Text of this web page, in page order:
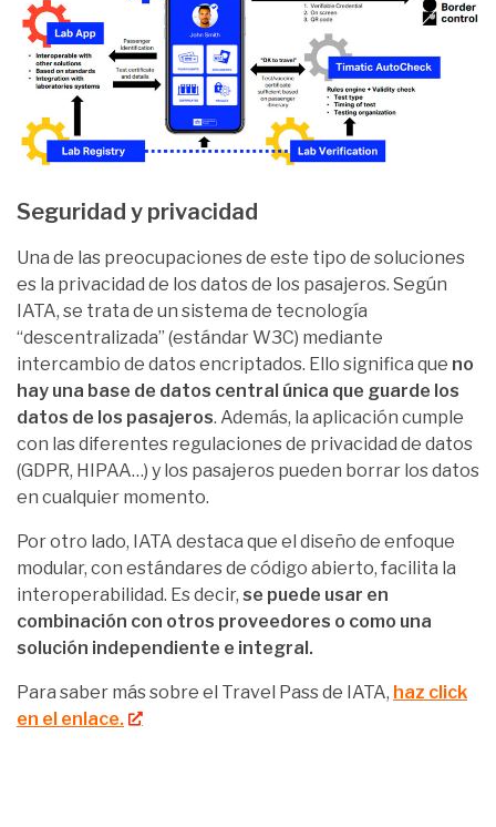
Seguridad y privacidad
Una de las preocupaciones de este tipo de soluciones
es la privacidad de los datos de los pasajeros. Según
IATA, se trata de un sistema de tecnología
“descentralizada” (estándar W3C) mediante
intercambio de datos encriptados. Ello significa que no
hay una base de datos central única que guarde los
datos de los pasajeros. Además, la aplicación cumple
con las diferentes regulaciones de privacidad de datos
(GDPR, HIPAA…) y los pasajeros pueden borrar los datos
en cualquier momento.
Por otro lado, IATA destaca que el diseño de enfoque
modular, con estándares de código abierto, facilita la
interoperabilidad. Es decir, se puede usar en
combinación con otros proveedores o como una
solución independiente e integral.
Para saber más sobre el Travel Pass de IATA, haz click
en el enlace.